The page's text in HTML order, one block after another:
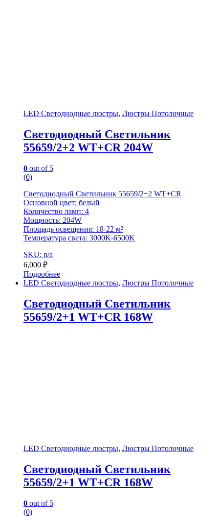
LED Светодиодные люстры, Люстры Потолочные
Светодиодный Светильник
55659/2+2 WT+CR 204W
0 out of 5
(0)
Светодиодный Светильник 55659/2+2 WT+CR
Основной цвет: белый
Количество ламп: 4
Мощность: 204W
Площадь освещения: 18-22 м²
Температура света: 3000K-6500K
SKU: n/a
6,000 ₽
Подробнее
LED Светодиодные люстры, Люстры Потолочные
Светодиодный Светильник
55659/2+1 WT+CR 168W
LED Светодиодные люстры, Люстры Потолочные
Светодиодный Светильник
55659/2+1 WT+CR 168W
0 out of 5
(0)